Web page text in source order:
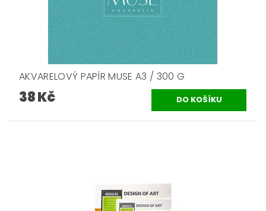
AKVARELOVÝ PAPÍR MUSE A3 / 300 G
38 Kč